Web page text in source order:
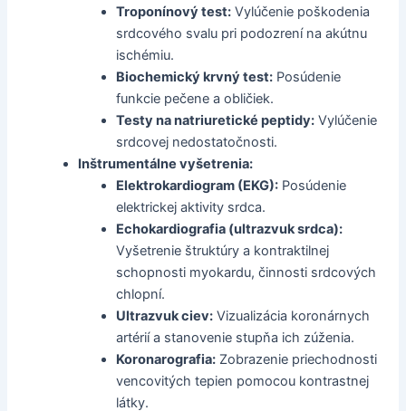
Troponínový test: Vylúčenie poškodenia
srdcového svalu pri podozrení na akútnu
ischémiu.
Biochemický krvný test: Posúdenie
funkcie pečene a obličiek.
Testy na natriuretické peptidy: Vylúčenie
srdcovej nedostatočnosti.
Inštrumentálne vyšetrenia:
Elektrokardiogram (EKG): Posúdenie
elektrickej aktivity srdca.
Echokardiografia (ultrazvuk srdca):
Vyšetrenie štruktúry a kontraktilnej
schopnosti myokardu, činnosti srdcových
chlopní.
Ultrazvuk ciev: Vizualizácia koronárnych
artérií a stanovenie stupňa ich zúženia.
Koronarografia: Zobrazenie priechodnosti
vencovitých tepien pomocou kontrastnej
látky.